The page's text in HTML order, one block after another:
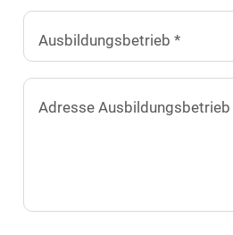
Ausbildungsbetrieb *